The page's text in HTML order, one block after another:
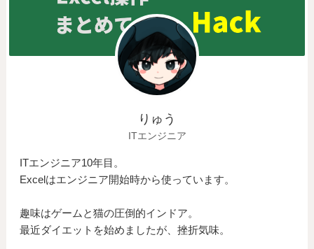
りゅう
ITエンジニア
ITエンジニア10年目。
Excelはエンジニア開始時から使っています。
趣味はゲームと猫の圧倒的インドア。
最近ダイエットを始めましたが、挫折気味。